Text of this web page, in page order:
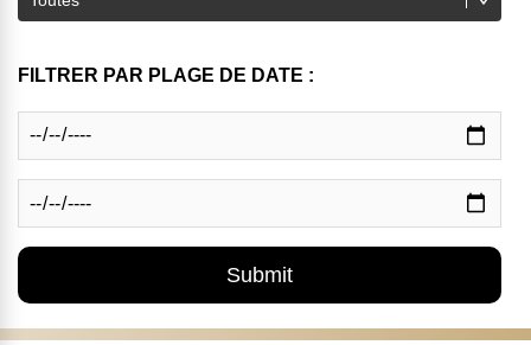
FILTRER PAR PLAGE DE DATE :